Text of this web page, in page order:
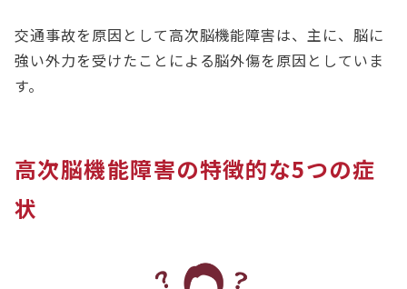
交通事故を原因として高次脳機能障害は、主に、脳に
強い外力を受けたことによる脳外傷を原因としていま
す。
高次脳機能障害の特徴的な5つの症
状